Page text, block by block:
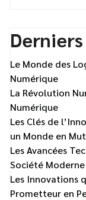
Le Monde des
Numérique
La Révolution
Numérique
Les Clés de
un Monde en
Les Avancées
Société Moderne
Les Innovations
Prometteur en